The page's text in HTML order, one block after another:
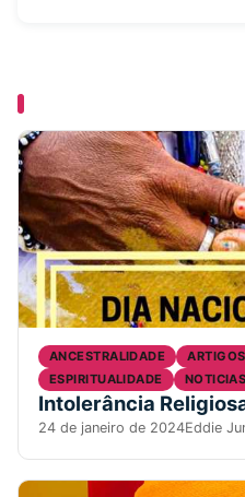
ANCESTRALIDADE ARTIGOS
ESPIRITUALIDADE
NOTICIAS
Intolerância
24 de janeiro de 2024Eddie